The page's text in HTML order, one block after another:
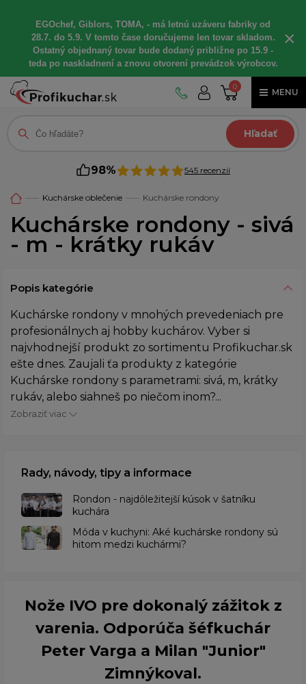
EGOchef, Giblors, TOMA, - má letnú uzáveru fabriky od
28.7. do 5.9. V tomto čase doručujeme len tovar skladom.
Ostatný objednaný tovar bude dodaný približne po 15.9 -
teda po naskladnení a znovu otvorení prevádzok výrobcov.
×
0
MENU
Hľadať
98% 545 recenzií
Kuchárske oblečenie Kuchárske rondony
Kuchárske rondony - sivá
- m - krátky rukáv
Popis kategórie
Kuchárske rondony v mnohých prevedeniach pre
profesionálnych aj hobby kuchárov. Vyber si
najvhodnejší produkt zo sortimentu Profikuchar.sk
ešte dnes. Zaujali ťa produkty z kategórie
Kuchárske rondony s parametrami: sivá, m, krátky
rukáv, alebo siahneš po niečom inom?...
Zobraziť viac
Rady, návody, tipy a informace
Rondon - najdôležitejší kúsok v šatníku
kuchára
​Móda v kuchyni: Aké kuchárske rondony sú
hitom medzi kuchármi?
Nože IVO pre dokonalý zážitok z
varenia. Odporúča šéfkuchár
Peter Varga a Milan "Junior"
Zimnýkoval.